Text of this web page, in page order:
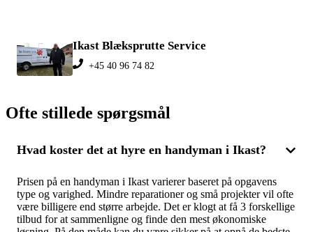
Ikast Blæksprutte Service
+45 40 96 74 82
Ofte stillede spørgsmål
Hvad koster det at hyre en handyman i Ikast?
Prisen på en handyman i Ikast varierer baseret på opgavens
type og varighed. Mindre reparationer og små projekter vil ofte
være billigere end større arbejde. Det er klogt at få 3 forskellige
tilbud for at sammenligne og finde den mest økonomiske